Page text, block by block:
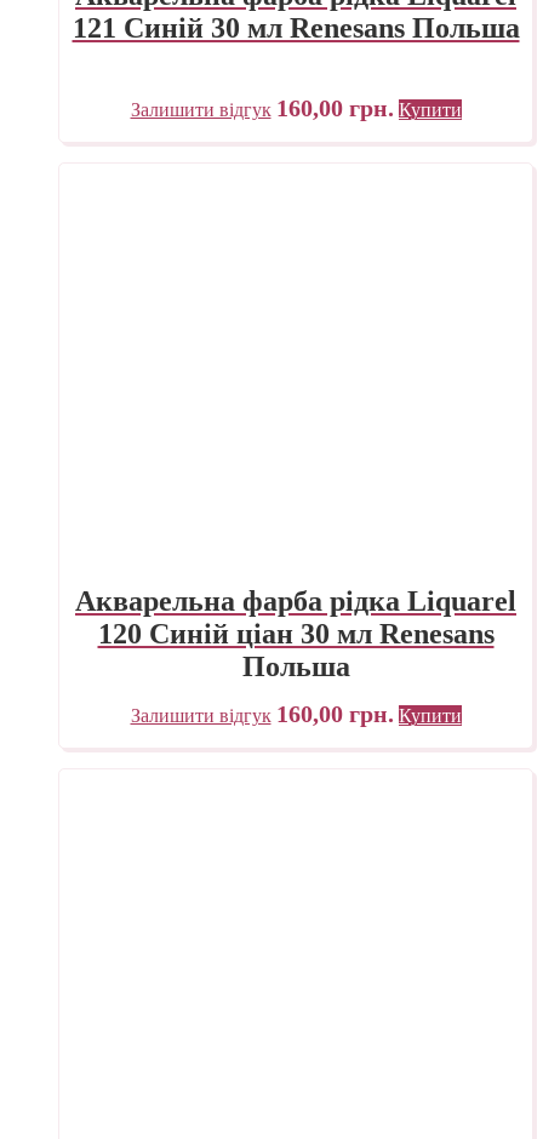
121 Синій 30 мл Renesans Польша
Залишити відгук 160,00 грн. Купити
Акварельна фарба рідка Liquarel
120 Синій ціан 30 мл Renesans
Польша
Залишити відгук 160,00 грн. Купити